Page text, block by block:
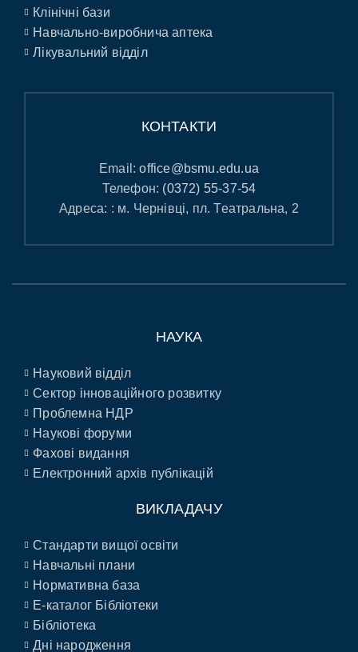
Клінічні бази
Навчально-виробнича аптека
Лікувальний відділ
КОНТАКТИ
Email:office@bsmu.edu.ua
Телефон: (0372) 55-37-54
Адреса: : м. Чернівці, пл. Театральна, 2
НАУКА
Науковий відділ
Сектор інноваційного розвитку
Проблемна НДР
Наукові форуми
Фахові видання
Електронний архів публікацій
ВИКЛАДАЧУ
Стандарти вищої освіти
Навчальні плани
Нормативна база
E-каталог Бібліотеки
Бібліотека
Дні народження